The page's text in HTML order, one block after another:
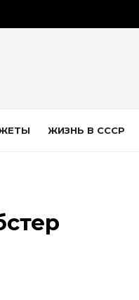
ЖИЗНЬ В СССР